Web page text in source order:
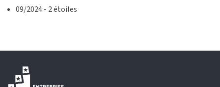
09/2024 - 2 étoiles